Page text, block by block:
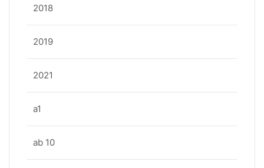
2018
2019
2021
a1
ab 10